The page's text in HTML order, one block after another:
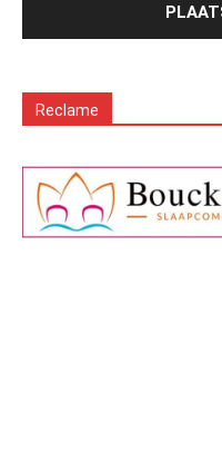
Reclame